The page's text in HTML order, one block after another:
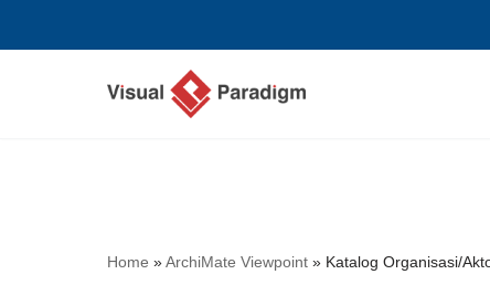
Home »ArchiMate Viewpoint » Katalog Organisasi/